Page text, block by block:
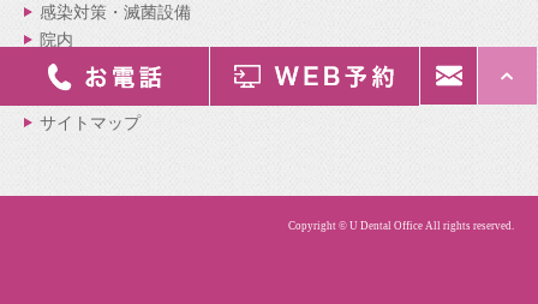
感染対策・滅菌設備
院内
診療の流れ
新着情報
サイトマップ
Copyright © U Dental Office All rights reserved.